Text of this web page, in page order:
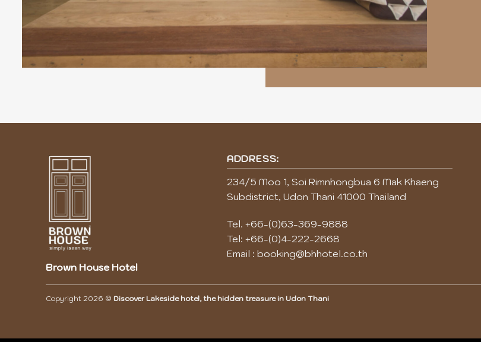
Brown House Hotel
ADDRESS:
234/5 Moo 1, Soi Rimnhongbua 6 Mak Khaeng
Subdistrict, Udon Thani 41000 Thailand
Tel. +66-(0)63-369-9888
Tel: +66-(0)4-222-2668
Email : booking@bhhotel.co.th
Copyright 2026 © Discover Lakeside hotel, the hidden treasure in Udon Thani